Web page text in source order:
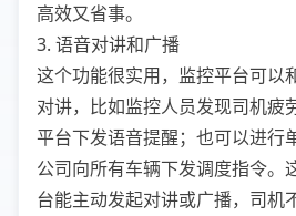
高效又省事。
3. 语音对讲和广播
这个功能很实用，监控平台可以
对讲，比如监控人员发现司机疲
平台下发语音提醒；也可以进行
公司向所有车辆下发调度指令。
台能主动发起对讲或广播，司机